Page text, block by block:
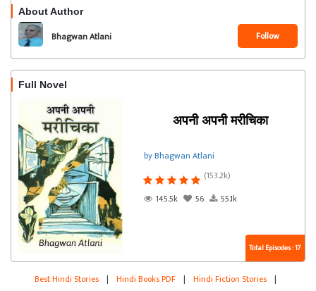
About Author
Bhagwan Atlani Follow
Full Novel
अपनी अपनी मरीचिका
by Bhagwan Atlani
(153.2k)
145.5k
56 55.1k
Total Episodes : 17
Best Hindi Stories | Hindi Books PDF | Hindi Fiction Stories |